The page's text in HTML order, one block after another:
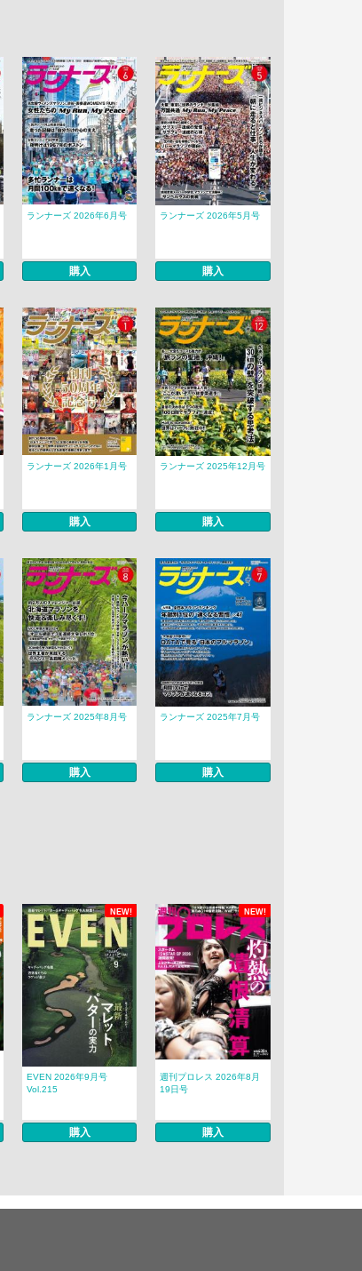
ランナーズ 2026年6月号
購入
ランナーズ 2026年5月号
購入
ランナーズ 2026年1月号
購入
ランナーズ 2025年12月号
購入
ランナーズ 2025年8月号
購入
ランナーズ 2025年7月号
購入
NEW! NEW!
EVEN 2026年9月号
Vol.215
購入
週刊プロレス 2026年8月
19日号
購入